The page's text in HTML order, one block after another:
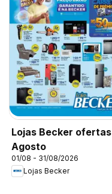
Lojas Becker ofertas
Agosto
01/08 - 31/08/2026
Lojas Becker